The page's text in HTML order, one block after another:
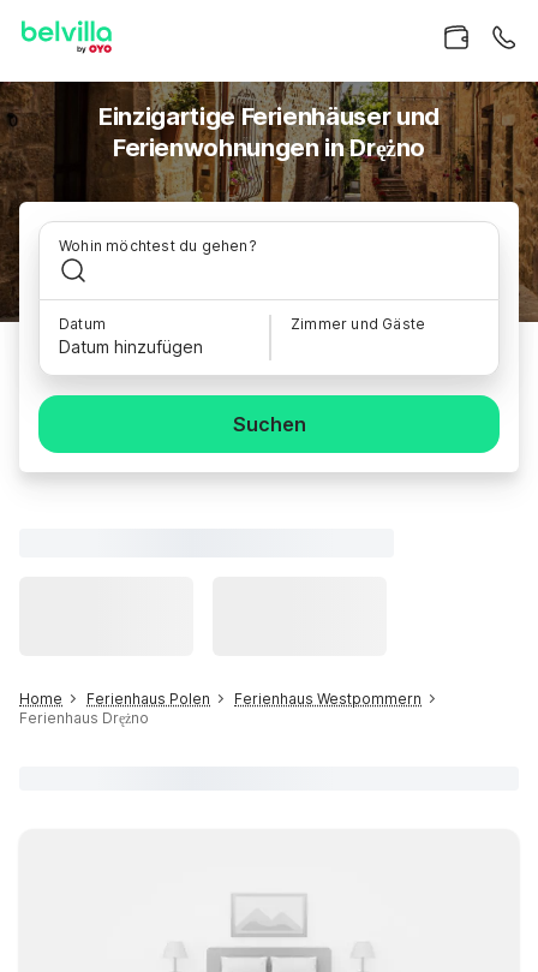
Einzigartige Ferienhäuser und
Ferienwohnungen in Drężno
Wohin möchtest du gehen?
Datum
Datum hinzufügen
Zimmer und Gäste
Suchen
Home Ferienhaus Polen
Ferienhaus Westpommern
Ferienhaus Drężno